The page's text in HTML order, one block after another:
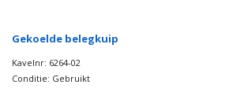
Gekoelde belegkuip
Kavelnr: 6264-02
Conditie: Gebruikt